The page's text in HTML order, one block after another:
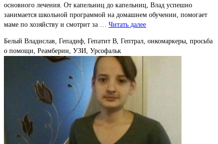
основного лечения. От капельниц до капельниц, Влад успешно
занимается школьной программой на домашнем обучении, помогает
маме по хозяйству и смотрит за … Читать далее
Белый Владислав, Гепадиф, Гепатит В, Гептрал, онкомаркеры, просьба
о помощи, Реамберин, УЗИ, Урсофальк